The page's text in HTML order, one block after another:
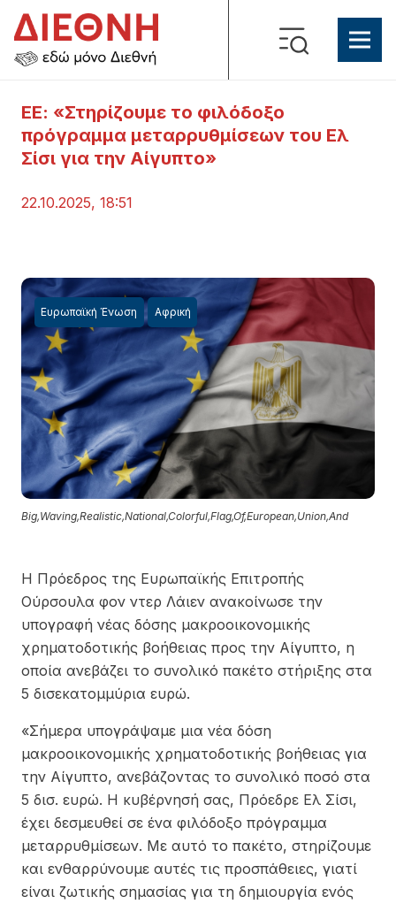
ΕΕ: «Στηρίζουμε το φιλόδοξο
πρόγραμμα μεταρρυθμίσεων του Ελ
Σίσι για την Αίγυπτο»
22.10.2025, 18:51
Big,Waving,Realistic,National,Colorful,Flag,Of,European,Union,And
Ευρωπαϊκή Ένωση Αφρική
Η Πρόεδρος της Ευρωπαϊκής Επιτροπής
Ούρσουλα φον ντερ Λάιεν ανακοίνωσε την
υπογραφή νέας δόσης μακροοικονομικής
χρηματοδοτικής βοήθειας προς την Αίγυπτο, η
οποία ανεβάζει το συνολικό πακέτο στήριξης στα
5 δισεκατομμύρια ευρώ.
«Σήμερα υπογράψαμε μια νέα δόση
μακροοικονομικής χρηματοδοτικής βοήθειας για
την Αίγυπτο, ανεβάζοντας το συνολικό ποσό στα
5 δισ. ευρώ. Η κυβέρνησή σας, Πρόεδρε Ελ Σίσι,
έχει δεσμευθεί σε ένα φιλόδοξο πρόγραμμα
μεταρρυθμίσεων. Με αυτό το πακέτο, στηρίζουμε
και ενθαρρύνουμε αυτές τις προσπάθειες, γιατί
είναι ζωτικής σημασίας για τη δημιουργία ενός